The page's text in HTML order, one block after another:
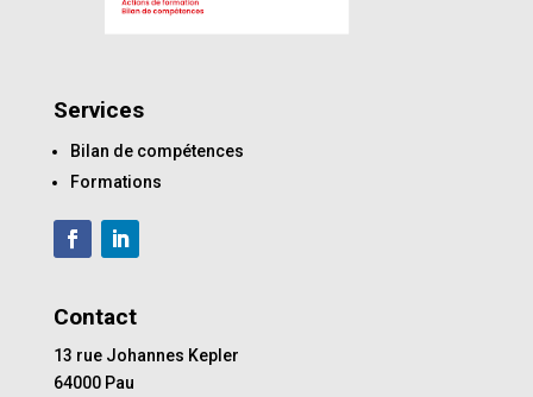
Services
Bilan de compétences
Formations
Contact
13 rue Johannes Kepler
64000 Pau